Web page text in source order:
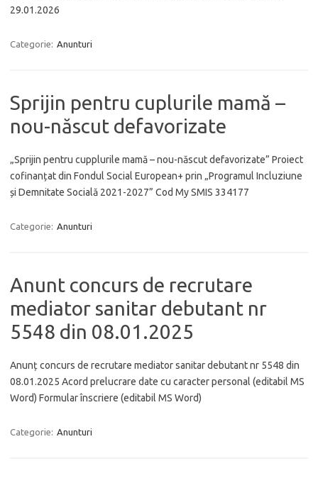
29.01.2026
Categorie: Anunturi
Sprijin pentru cuplurile mamă –
nou-născut defavorizate
„Sprijin pentru cupplurile mamă – nou-născut defavorizate” Proiect
cofinanțat din Fondul Social European+ prin „Programul Incluziune
și Demnitate Socială 2021-2027” Cod My SMIS 334177
Categorie: Anunturi
Anunt concurs de recrutare
mediator sanitar debutant nr
5548 din 08.01.2025
Anunț concurs de recrutare mediator sanitar debutant nr 5548 din
08.01.2025 Acord prelucrare date cu caracter personal (editabil MS
Word) Formular înscriere (editabil MS Word)
Categorie: Anunturi